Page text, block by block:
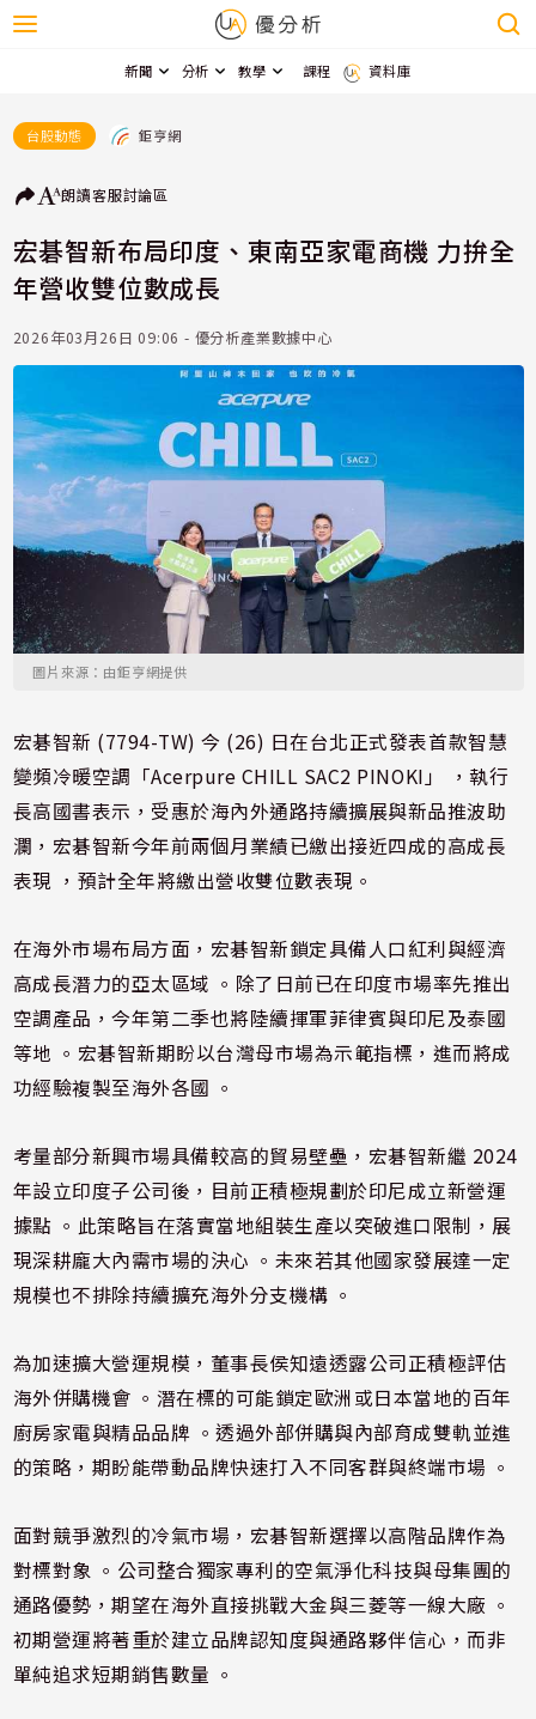
新聞 分析 教學 課程 資料庫
台股動態 鉅亨網
朗讀客服討論區
宏碁智新布局印度、東南亞家電商機 力拚全
年營收雙位數成長
2026年03月26日 09:06 - 優分析產業數據中心
圖片來源：由鉅亨網提供
宏碁智新 (7794-TW) 今 (26) 日在台北正式發表首款智慧
變頻冷暖空調「Acerpure CHILL SAC2 PINOKI」 ，執行
長高國書表示，受惠於海內外通路持續擴展與新品推波助
瀾，宏碁智新今年前兩個月業績已繳出接近四成的高成長
表現 ，預計全年將繳出營收雙位數表現。
在海外市場布局方面，宏碁智新鎖定具備人口紅利與經濟
高成長潛力的亞太區域 。除了日前已在印度市場率先推出
空調產品，今年第二季也將陸續揮軍菲律賓與印尼及泰國
等地 。宏碁智新期盼以台灣母市場為示範指標，進而將成
功經驗複製至海外各國 。
考量部分新興市場具備較高的貿易壁壘，宏碁智新繼 2024
年設立印度子公司後，目前正積極規劃於印尼成立新營運
據點 。此策略旨在落實當地組裝生產以突破進口限制，展
現深耕龐大內需市場的決心 。未來若其他國家發展達一定
規模也不排除持續擴充海外分支機構 。
為加速擴大營運規模，董事長侯知遠透露公司正積極評估
海外併購機會 。潛在標的可能鎖定歐洲或日本當地的百年
廚房家電與精品品牌 。透過外部併購與內部育成雙軌並進
的策略，期盼能帶動品牌快速打入不同客群與終端市場 。
面對競爭激烈的冷氣市場，宏碁智新選擇以高階品牌作為
對標對象 。公司整合獨家專利的空氣淨化科技與母集團的
通路優勢，期望在海外直接挑戰大金與三菱等一線大廠 。
初期營運將著重於建立品牌認知度與通路夥伴信心，而非
單純追求短期銷售數量 。